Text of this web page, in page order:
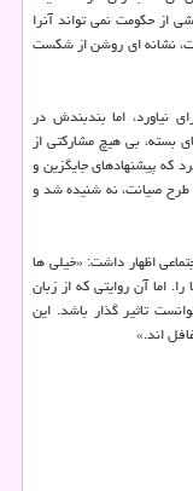
از حکومت نمی تواند آنرا
نشانه ای روشن از شکست
نیاورد، اما بندبندش در
بسته، بی هیچ مشارکتی از
که پیشنهادهای جایگزین و
طرح صیانت، نه شنیده شد و
اظهار داشت: «خیلی ها
اما آن روایتی که از زبان
تاثیر گذار باشد. این
اند.»